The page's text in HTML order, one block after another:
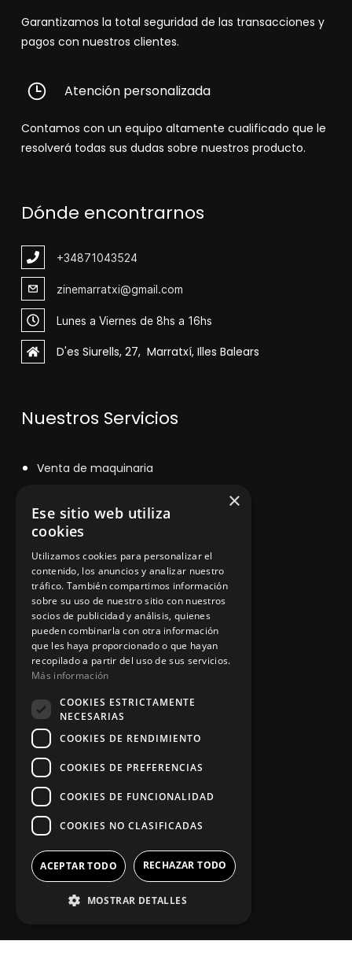
Garantizamos la total seguridad de las transacciones y
pagos con nuestros clientes.
Atención personalizada
Contamos con un equipo altamente cualificado que le
resolverá todas sus dudas sobre nuestros producto.
Dónde encontrarnos
+34871043524
zinemarratxi@gmail.com
Lunes a Viernes de 8hs a 16hs
D'es Siurells, 27, Marratxí, Illes Balears
Nuestros Servicios
Venta de maquinaria
Instalación y reparación
Contacto
Información legal
Política de privacidad
Aviso legal
App Zine Hostelería
×
Ese sitio web utiliza
cookies
Utilizamos cookies para personalizar el
contenido, los anuncios y analizar nuestro
tráfico. También compartimos información
sobre su uso de nuestro sitio con nuestros
socios de publicidad y análisis, quienes
pueden combinarla con otra información
que les haya proporcionado o que hayan
recopilado a partir del uso de sus servicios.
Más información
COOKIES ESTRICTAMENTE
NECESARIAS
COOKIES DE RENDIMIENTO
COOKIES DE PREFERENCIAS
COOKIES DE FUNCIONALIDAD
COOKIES NO CLASIFICADAS
ACEPTAR TODO RECHAZAR TODO
MOSTRAR DETALLES